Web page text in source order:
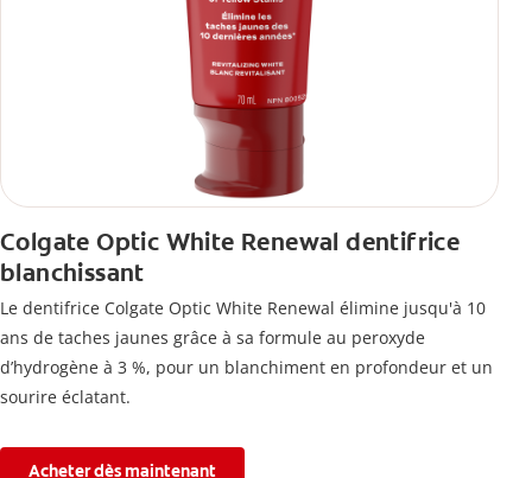
Colgate Optic White Renewal dentifrice
blanchissant
Le dentifrice Colgate Optic White Renewal élimine jusqu'à 10
ans de taches jaunes grâce à sa formule au peroxyde
d’hydrogène à 3 %, pour un blanchiment en profondeur et un
sourire éclatant.
Acheter dès maintenant